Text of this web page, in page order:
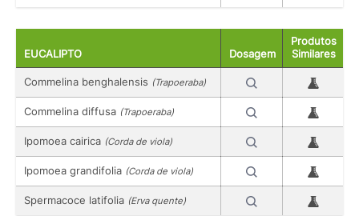
EUCALIPTO Dosagem
Produtos
Similares
Commelina benghalensis (Trapoeraba)
Commelina diffusa (Trapoeraba)
Ipomoea cairica (Corda de viola)
Ipomoea grandifolia (Corda de viola)
Spermacoce latifolia (Erva quente)